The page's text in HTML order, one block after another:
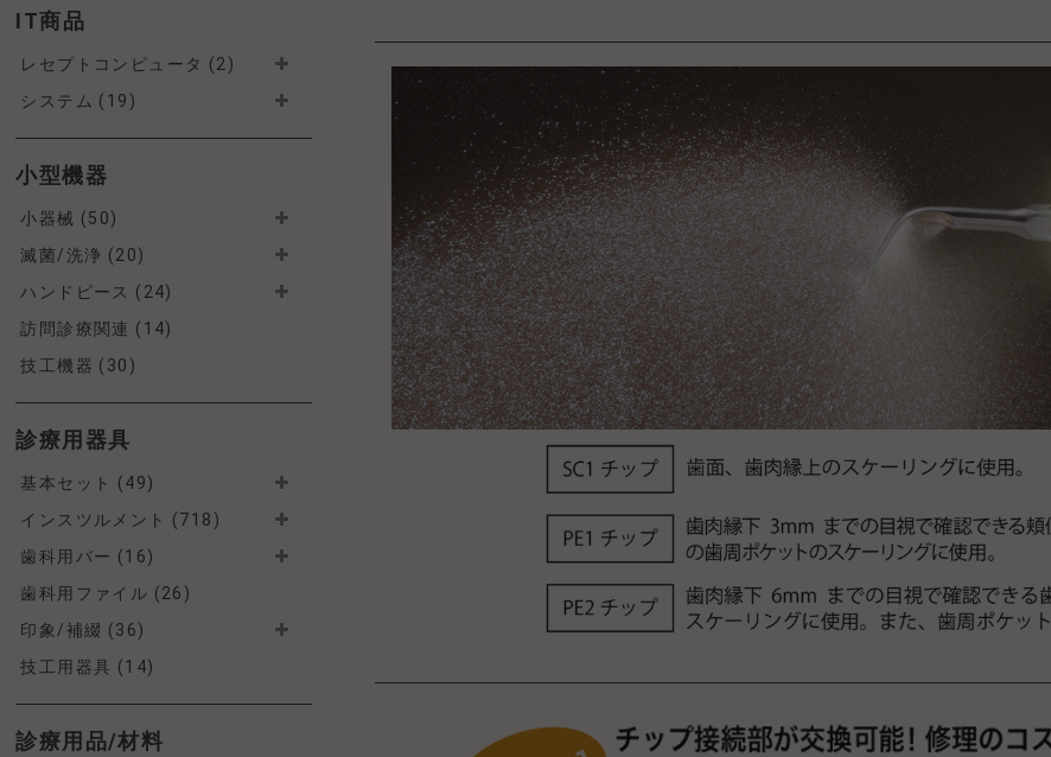
IT商品
レセプトコンピュータ (2)
システム (19)
小型機器
小器械 (50)
滅菌/洗浄 (20)
ハンドピース (24)
訪問診療関連 (14)
技工機器 (30)
診療用器具
基本セット (49)
インスツルメント (718)
歯科用バー (16)
歯科用ファイル (26)
印象/補綴 (36)
技工用器具 (14)
診療用品/材料